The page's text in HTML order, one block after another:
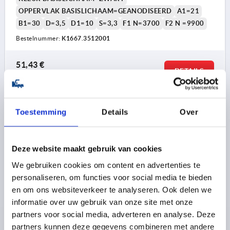
Toestemming Details Over
Deze website maakt gebruik van cookies
We gebruiken cookies om content en advertenties te
personaliseren, om functies voor social media te bieden
en om ons websiteverkeer te analyseren. Ook delen we
informatie over uw gebruik van onze site met onze
partners voor social media, adverteren en analyse. Deze
partners kunnen deze gegevens combineren met andere
OPPERVLAK BASISLICHAAM=GEANODISEERD
A1=21
B1=30
D=3,5 D1=10 S=3,3 F1 N=3700 F2 N =9900
Bestelnummer: K1667.3512001
51,43 €
plus verzendkosten
DETAILS
K1667
SCHARNIER ZONDER VEER A=35, B=120, ALUMINIUM
KLEURLOOS GEANODISEERD
UITVOERING 1=ZONDER VEER